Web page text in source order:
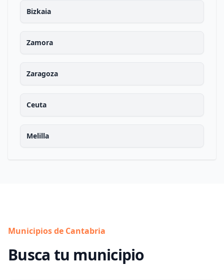
Bizkaia
Zamora
Zaragoza
Ceuta
Melilla
Municipios de Cantabria
Busca tu municipio